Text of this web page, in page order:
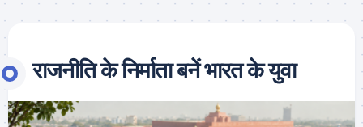
राजनीति के निर्माता बनें भारत के युवा